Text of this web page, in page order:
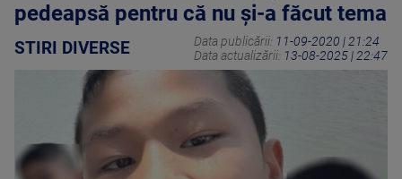
pedeapsă pentru că nu și-a făcut tema
STIRI DIVERSE Data publicării: 11-09-2020 | 21:24
Data actualizării: 13-08-2025 | 22:47